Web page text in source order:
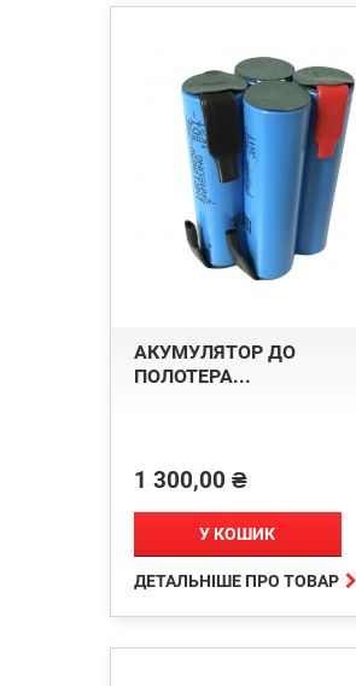
АКУМУЛЯТОР ДО
ПОЛОТЕРА...
Ціна
1 300,00 ₴

У КОШИК
ДЕТАЛЬНІШЕ ПРО ТОВАР